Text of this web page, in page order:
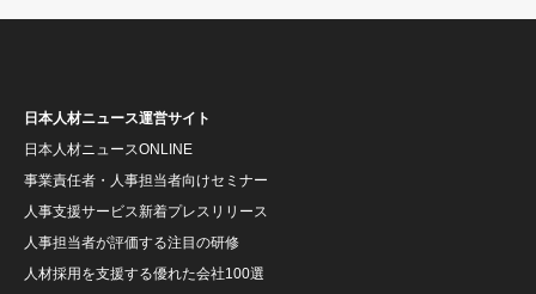
日本人材ニュース運営サイト
日本人材ニュースONLINE
事業責任者・人事担当者向けセミナー
人事支援サービス新着プレスリリース
人事担当者が評価する注目の研修
人材採用を支援する優れた会社100選